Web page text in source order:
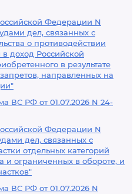
Федерации N
дел, связанных с
о противодействии
доход Российской
в результате
направленных на
ВС РФ от 01.07.2026 N 24-
Федерации N
дел, связанных с
отдельных категорий
и ограниченных в обороте, и
ВС РФ от 01.07.2026 N